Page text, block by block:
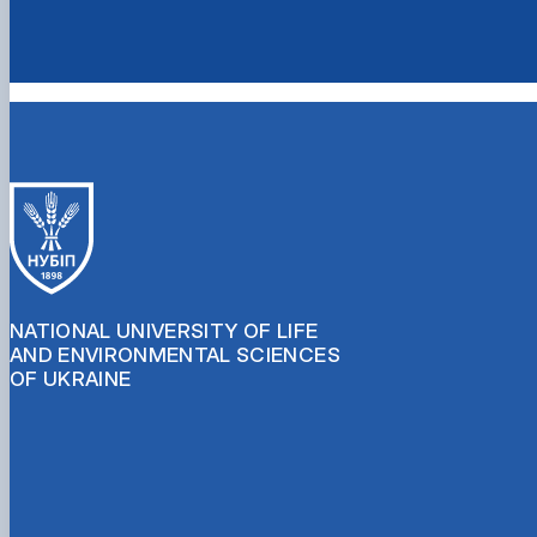
NATIONAL UNIVERSITY OF LIFE
AND ENVIRONMENTAL SCIENCES
OF UKRAINE